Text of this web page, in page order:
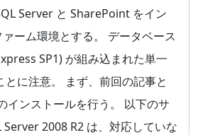
Server と SharePoint をイン
ーム環境とする。 データベース
SP1) が組み込まれた単一
に注意。 まず、前回の記事と
インストールを行う。 以下のサ
Server 2008 R2 は、対応していな